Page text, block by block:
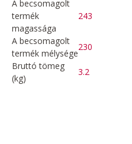
A becsomagolt
termék
magassága
243
A becsomagolt
termék mélysége
230
Bruttó tömeg
(kg)
3.2